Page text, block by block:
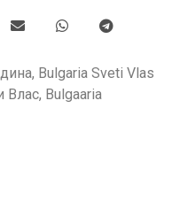
Bulgaria Sveti Vlas
Влас, Bulgaaria